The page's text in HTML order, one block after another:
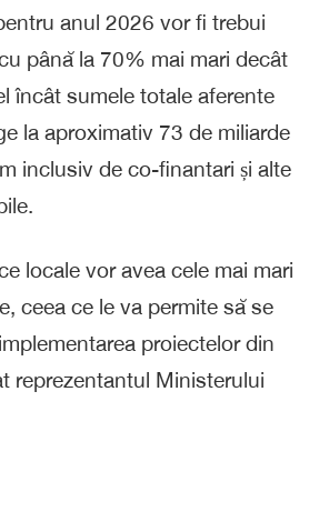
anul 2026 vor fi trebui
până la 70% mai mari decât
încât sumele totale aferente
la aproximativ 73 de miliarde
inclusiv de co-finantari și alte
locale vor avea cele mai mari
ceea ce le va permite să se
proiectelor din
reprezentantul Ministerului